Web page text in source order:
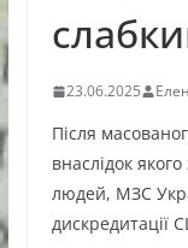
23.06.2025
Після
внаслідок
людей, МЗС
дискредитації